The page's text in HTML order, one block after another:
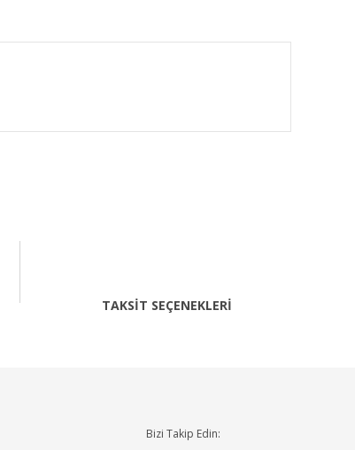
TAKSİT SEÇENEKLERİ
Bizi Takip Edin: